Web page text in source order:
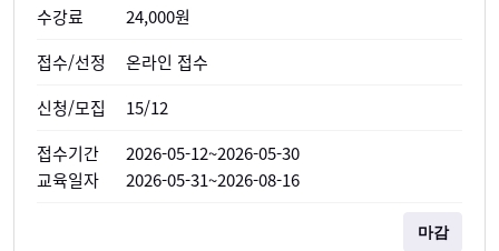
24,000원
온라인 접수
15/12
2026-05-12~2026-05-30
2026-05-31~2026-08-16
마감